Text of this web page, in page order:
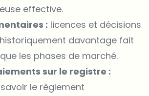
effective.
: licences et décisions
davantage fait
les phases de marché.
sur le registre :
le règlement